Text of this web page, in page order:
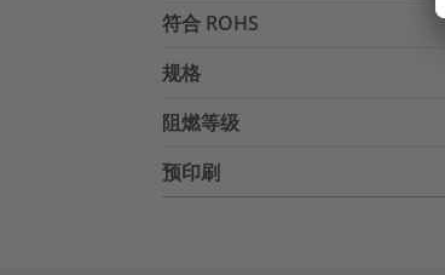
符合 ROHS
规格
阻燃等级
预印刷